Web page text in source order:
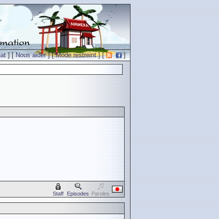
] [Nous aider] [Mode restreint] [ ]
Staff Episodes Paroles